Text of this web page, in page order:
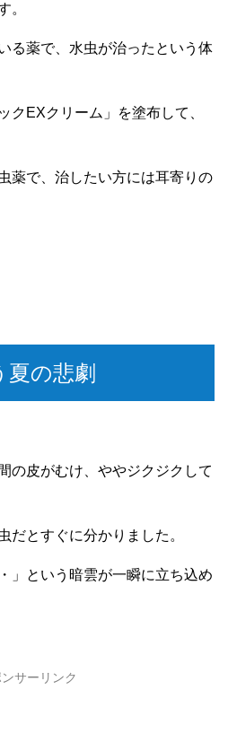
。
る薬で、水虫が治ったという体
クEXクリーム」を塗布して、
薬で、治したい方には耳寄りの
の悲劇
の皮がむけ、ややジクジクして
だとすぐに分かりました。
」という暗雲が一瞬に立ち込め
サーリンク